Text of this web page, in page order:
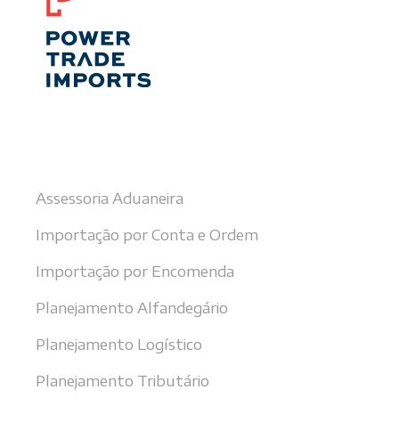
Assessoria Aduaneira
Importação por Conta e Ordem
Importação por Encomenda
Planejamento Alfandegário
Planejamento Logístico
Planejamento Tributário